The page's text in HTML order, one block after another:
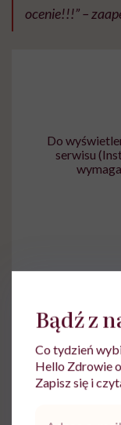
ocenie!!!” –
Do
serwisu
Bądź z
Co tydzień
Hello Zdrowie
Zapisz się i